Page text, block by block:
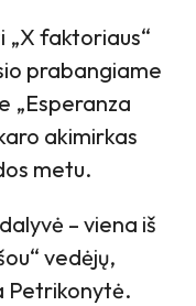
„X faktoriaus“
prabangiame
„Esperanza
akimirkas
metu.
– viena iš
vedėjų,
Petrikonytė.